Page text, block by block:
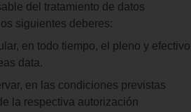
del tratamiento de datos
siguientes deberes:
en todo tiempo, el pleno y
data.
en las condiciones previstas
la respectiva autorización